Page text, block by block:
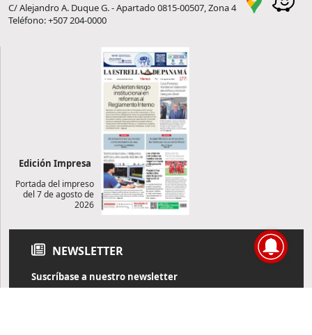
C/ Alejandro A. Duque G. - Apartado 0815-00507, Zona 4
Teléfono: +507 204-0000
Edición Impresa
Portada del impreso
del 7 de agosto de
2026
NEWSLETTER
Suscríbase a nuestro newsletter
Reciba diariamente información de actualidad directamente en